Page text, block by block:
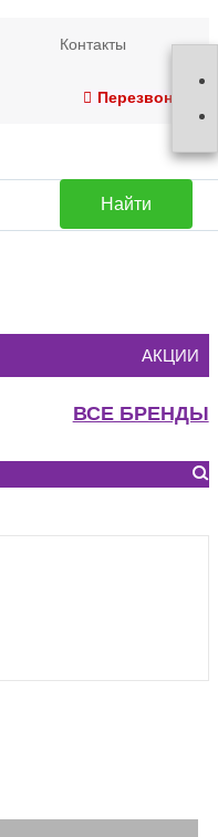
Контакты
Перезвонить
Найти
АКЦИИ
ВСЕ БРЕНДЫ